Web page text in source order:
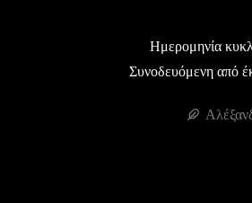
Ημερομηνία
Συνοδευόμενη από